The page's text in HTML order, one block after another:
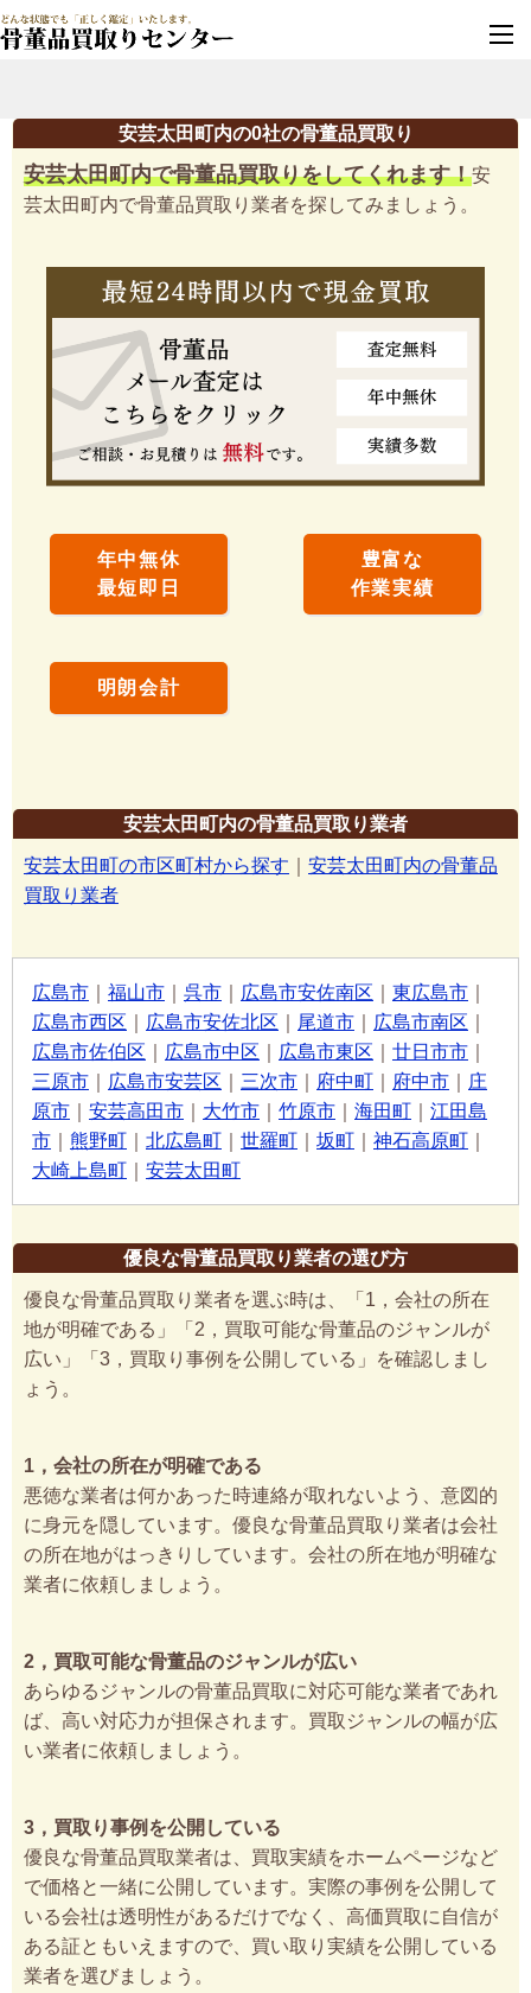
安芸太田町内の0社の骨董品買取り
安芸太田町内で骨董品買取りをしてくれます！安
芸太田町内で骨董品買取り業者を探してみましょう。
年中無休
最短即日
豊富な
作業実績
明朗会計
安芸太田町内の骨董品買取り業者
安芸太田町の市区町村から探す
安芸太田町内の骨董品
買取り業者
広島市 福山市 呉市 広島市安佐南区 東広島市
広島市西区
広島市安佐北区 尾道市 広島市南区
広島市佐伯区
広島市中区 広島市東区 廿日市市
三原市
広島市安芸区 三次市 府中町 府中市
庄
原市
安芸高田市 大竹市 竹原市 海田町
江田島
市
熊野町 北広島町 世羅町 坂町 神石高原町
大崎上島町
安芸太田町
優良な骨董品買取り業者の選び方
優良な骨董品買取り業者を選ぶ時は、「1，会社の所在
地が明確である」「2，買取可能な骨董品のジャンルが
広い」「3，買取り事例を公開している」を確認しまし
ょう。
1，会社の所在が明確である
悪徳な業者は何かあった時連絡が取れないよう、意図的
に身元を隠しています。優良な骨董品買取り業者は会社
の所在地がはっきりしています。会社の所在地が明確な
業者に依頼しましょう。
2，買取可能な骨董品のジャンルが広い
あらゆるジャンルの骨董品買取に対応可能な業者であれ
ば、高い対応力が担保されます。買取ジャンルの幅が広
い業者に依頼しましょう。
3，買取り事例を公開している
優良な骨董品買取業者は、買取実績をホームページなど
で価格と一緒に公開しています。実際の事例を公開して
いる会社は透明性があるだけでなく、高価買取に自信が
ある証ともいえますので、買い取り実績を公開している
業者を選びましょう。